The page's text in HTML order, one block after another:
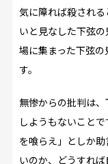
気に障れば殺され
いと見なした下弦
場に集まった下弦
す。
無惨からの批判は
しようもないこと
を喰らえ」としか
いのか、どうすれ